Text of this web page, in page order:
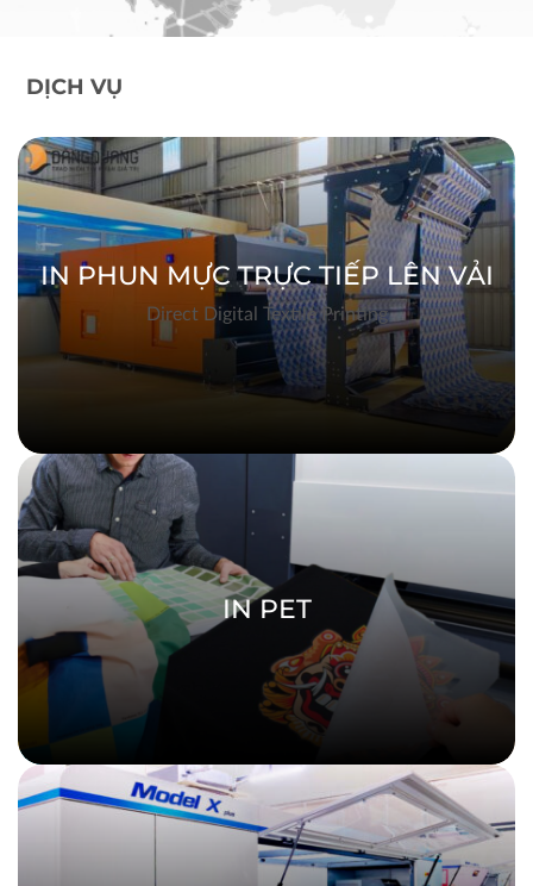
DỊCH VỤ
IN PHUN MỰC TRỰC TIẾP LÊN VẢI
Direct Digital Textile Printing
IN PET